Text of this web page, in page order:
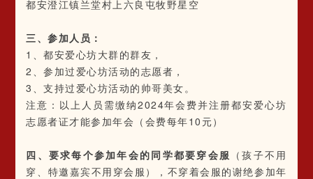
都安澄江镇兰堂村上六良屯牧野星空
三、参加人员：
1、都安爱心坊大群的群友，
2、参加过爱心坊活动的志愿者，
3、支持过爱心坊活动的帅哥美女。
注意：以上人员需缴纳2024年会费并注册都安爱心坊
志愿者证才能参加年会（会费每年10元）
四、要求每个参加年会的同学都要穿会服 （孩子不用
穿、特邀嘉宾不用穿会服），不穿着会服的谢绝参加年